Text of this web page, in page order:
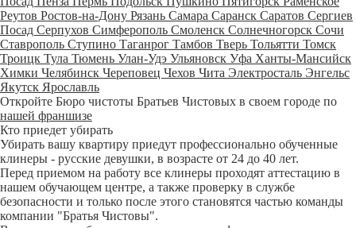
Реутов Ростов-на-Дону Рязань Самара Саранск Саратов Сергиев
Посад Серпухов Симферополь Смоленск Солнечногорск Сочи
Ставрополь Ступино Таганрог Тамбов Тверь Тольятти Томск
Троицк Тула Тюмень Улан-Удэ Ульяновск Уфа Ханты-Мансийск
Химки Челябинск Череповец Чехов Чита Электросталь Энгельс
Якутск Ярославль
Откройте Бюро чистоты Братьев Чистовых в своем городе по
нашей франшизе
Кто приедет убирать
Убирать вашу квартиру приедут профессионально обученные
клинеры - русские девушки, в возрасте от 24 до 40 лет.
Перед приемом на работу все клинеры проходят аттестацию в
нашем обучающем центре, а также проверку в службе
безопасности и только после этого становятся частью команды
компании "Братья Чистовы".